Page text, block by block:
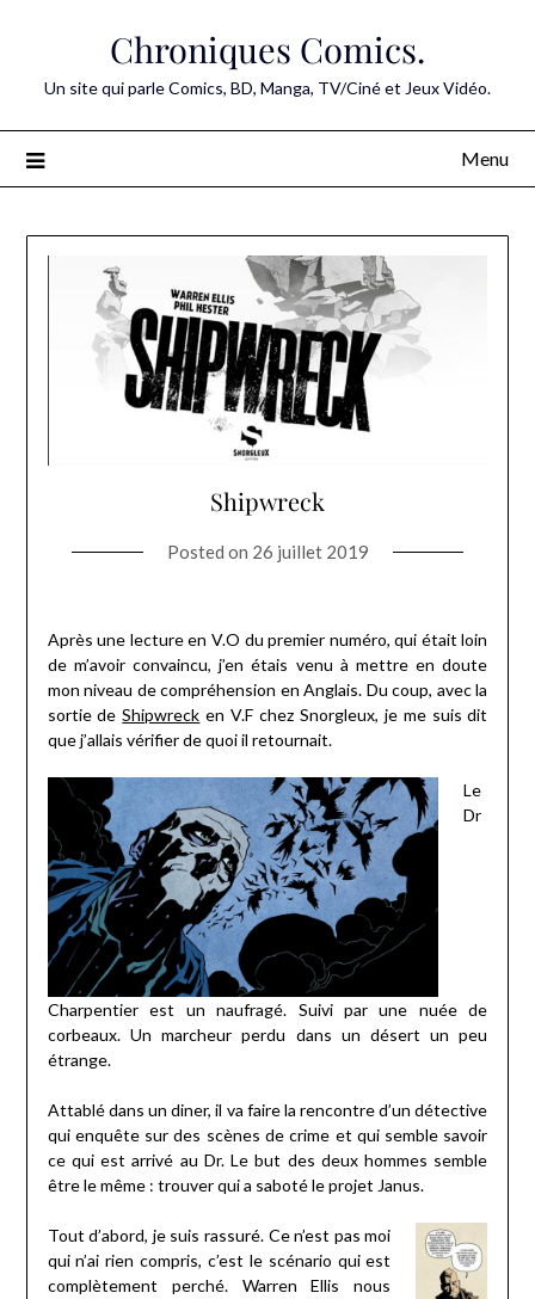
Chroniques Comics.
Un site qui parle Comics, BD, Manga, TV/Ciné et Jeux Vidéo.
Menu
Shipwreck
Posted on 26 juillet 2019
Après une lecture en V.O du premier numéro, qui était loin
de m’avoir convaincu, j’en étais venu à mettre en doute
mon niveau de compréhension en Anglais. Du coup, avec la
sortie deShipwreck en V.F chez Snorgleux, je me suis dit
que j’allais vérifier de quoi il retournait.
Le
Dr
Charpentier est un naufragé. Suivi par une nuée de
corbeaux. Un marcheur perdu dans un désert un peu
étrange.
Attablé dans un diner, il va faire la rencontre d’un détective
qui enquête sur des scènes de crime et qui semble savoir
ce qui est arrivé au Dr. Le but des deux hommes semble
être le même : trouver qui a saboté le projet Janus.
Tout d’abord, je suis rassuré. Ce n’est pas moi
qui n’ai rien compris, c’est le scénario qui est
complètement perché. Warren Ellis nous